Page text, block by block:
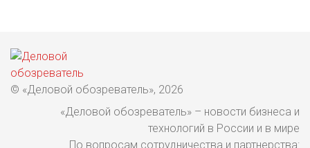
© «Деловой обозреватель», 2026
«Деловой обозреватель» – новости бизнеса и
технологий в России и в мире
По вопросам сотрудничества и партнерства: